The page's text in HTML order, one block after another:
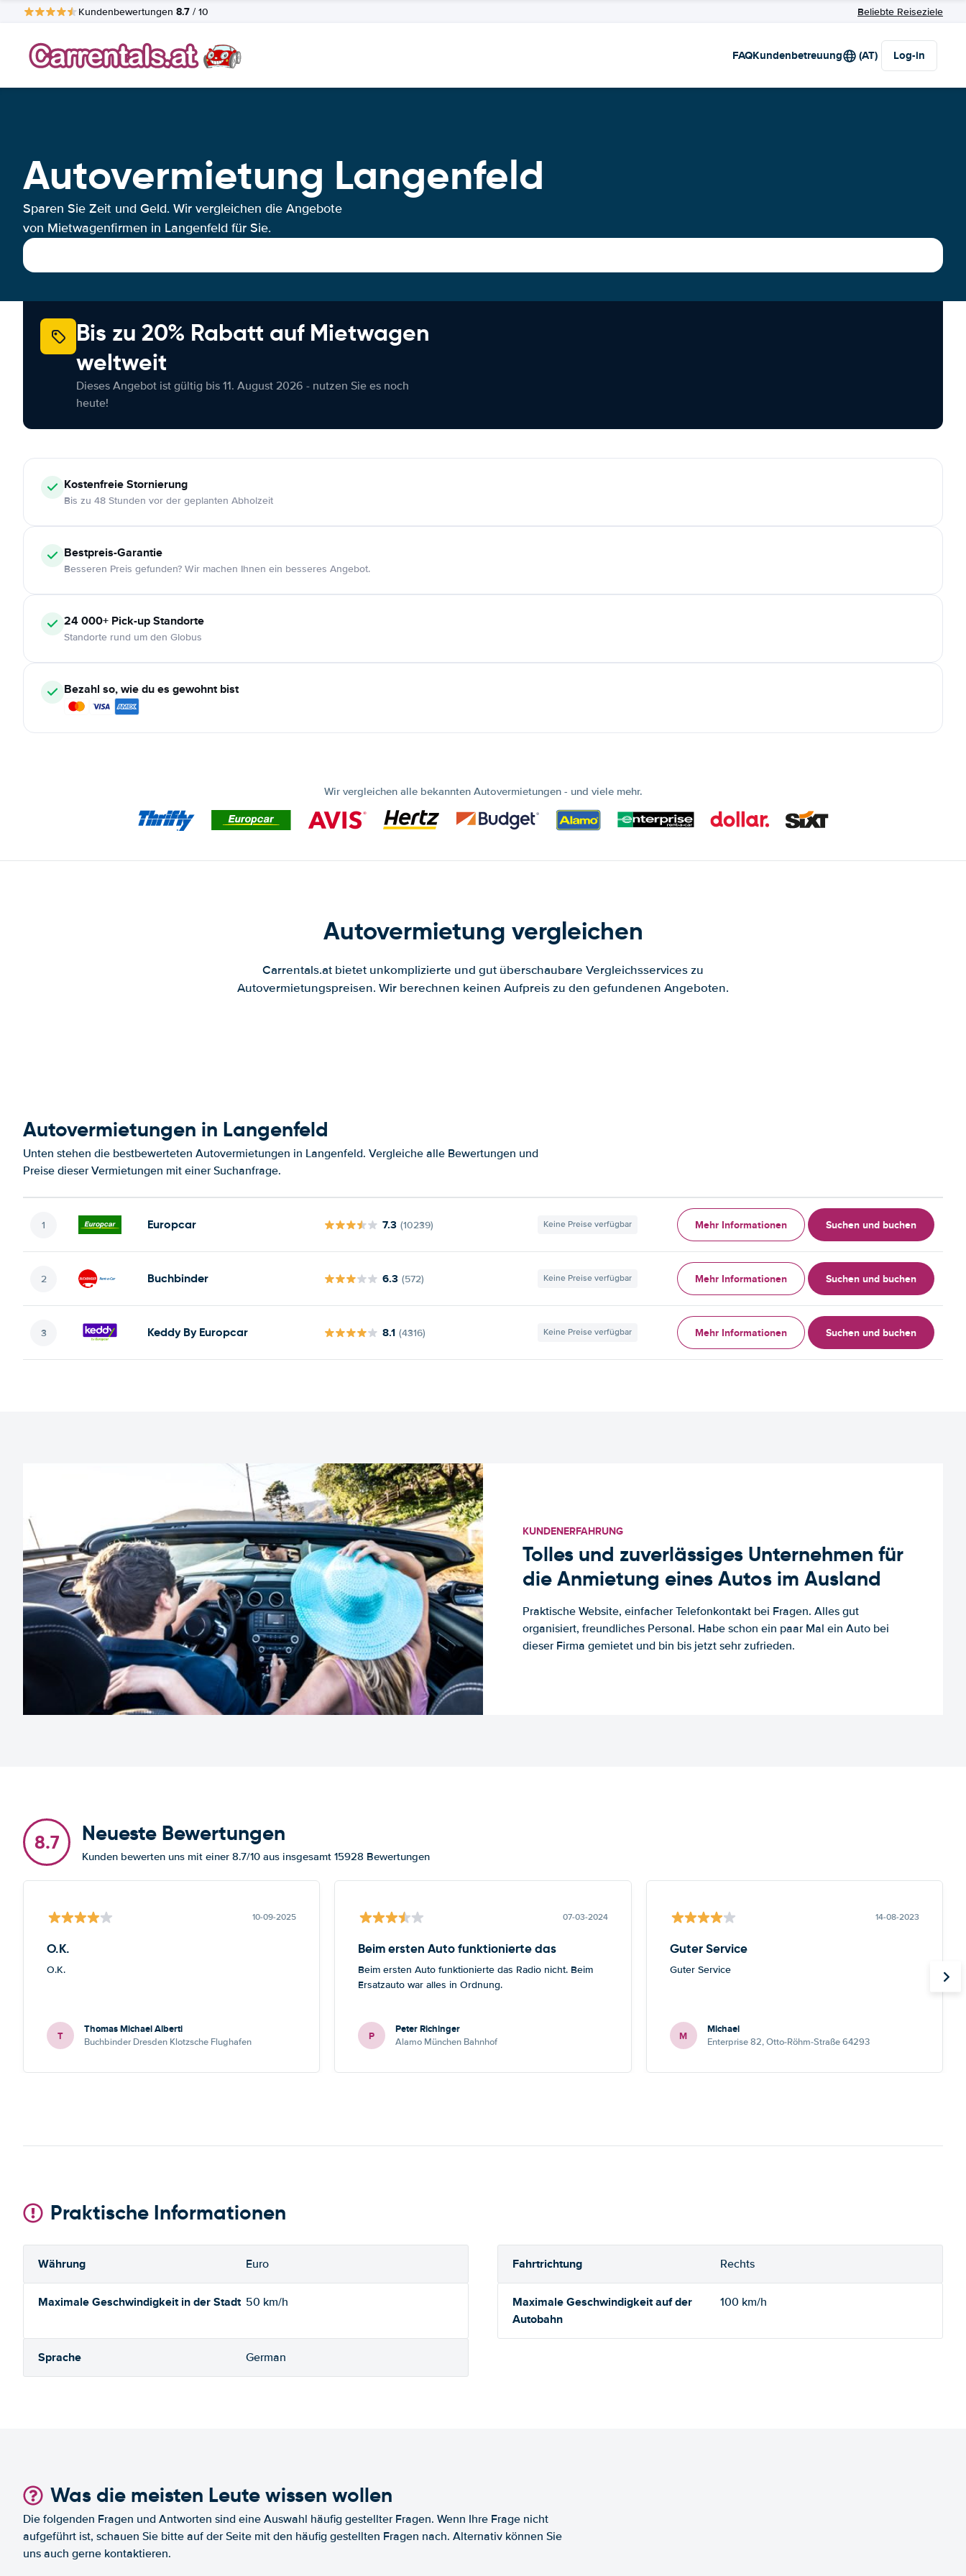
Kundenbewertungen 8.7 / 10 Beliebte Reiseziele
FAQKundenbetreuung (AT) Log-in
Autovermietung Langenfeld
Sparen Sie Zeit und Geld. Wir vergleichen die Angebote
von Mietwagenfirmen in Langenfeld für Sie.
Bis zu 20% Rabatt auf Mietwagen
weltweit
Dieses Angebot ist gültig bis 11. August 2026 - nutzen Sie es noch
heute!
KostenfreieStornierung
Bis zu 48 Stunden vor der geplanten Abholzeit
Bestpreis-Garantie
Besseren Preis gefunden? Wir machen Ihnen ein besseres Angebot.
24 000+ Pick-up Standorte
Standorte rund um den Globus
Bezahl so, wie du es gewohnt bist
Wir vergleichen alle bekannten Autovermietungen - und viele mehr.
Autovermietung vergleichen
Carrentals.at bietet unkomplizierte und gut überschaubare Vergleichsservices zu
Autovermietungspreisen. Wir berechnen keinen Aufpreis zu den gefundenen Angeboten.
Autovermietungen in Langenfeld
Unten stehen die bestbewerteten Autovermietungen in Langenfeld. Vergleiche alle Bewertungen und
Preise dieser Vermietungen mit einer Suchanfrage.
Europcar 7.3 (10239) Keine Preise verfügbar Mehr Informationen Suchen und buchen
Buchbinder 6.3 (572) Keine Preise verfügbar Mehr Informationen Suchen und buchen
Keddy By Europcar 8.1 (4316) Keine Preise verfügbar Mehr Informationen Suchen und buchen
KUNDENERFAHRUNG
Tolles und zuverlässiges Unternehmen für
die Anmietung eines Autos im Ausland
Praktische Website, einfacher Telefonkontakt bei Fragen. Alles gut
organisiert, freundliches Personal. Habe schon ein paar Mal ein Auto bei
dieser Firma gemietet und bin bis jetzt sehr zufrieden.
8.7 Neueste Bewertungen
Kunden bewerten uns mit einer 8.7/10 aus insgesamt 15928 Bewertungen
10-09-2025
O.K.
O.K.
T Thomas Michael Alberti
Buchbinder Dresden Klotzsche Flughafen
07-03-2024
Beim ersten Auto funktionierte das
Beim ersten Auto funktionierte das Radio nicht. Beim
Ersatzauto war alles in Ordnung.
P Peter Richinger
Alamo München Bahnhof
14-08-2023
Guter Service
Guter Service
M Michael
Enterprise 82, Otto-Röhm-Straße 64293
Praktische Informationen
Währung Euro Fahrtrichtung Rechts
Maximale Geschwindigkeit in der Stadt 50 km/h
Maximale Geschwindigkeit auf der
Autobahn
100 km/h
Sprache German
Was die meisten Leute wissen wollen
Die folgenden Fragen und Antworten sind eine Auswahl häufig gestellter Fragen. Wenn Ihre Frage nicht
aufgeführt ist, schauen Sie bitte auf der Seite mit den häufig gestellten Fragen nach. Alternativ können Sie
uns auch gerne kontaktieren.